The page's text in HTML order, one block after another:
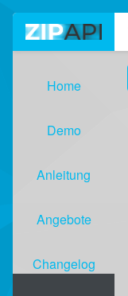
Home
Demo
Anleitung
Angebote
Changelog